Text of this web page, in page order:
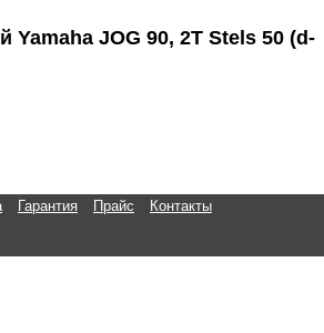
Yamaha JOG 90, 2T Stels 50 (d-
Гарантия Прайс
Контакты